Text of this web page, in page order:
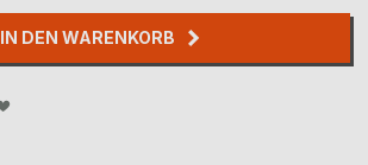
IN DEN WARENKORB